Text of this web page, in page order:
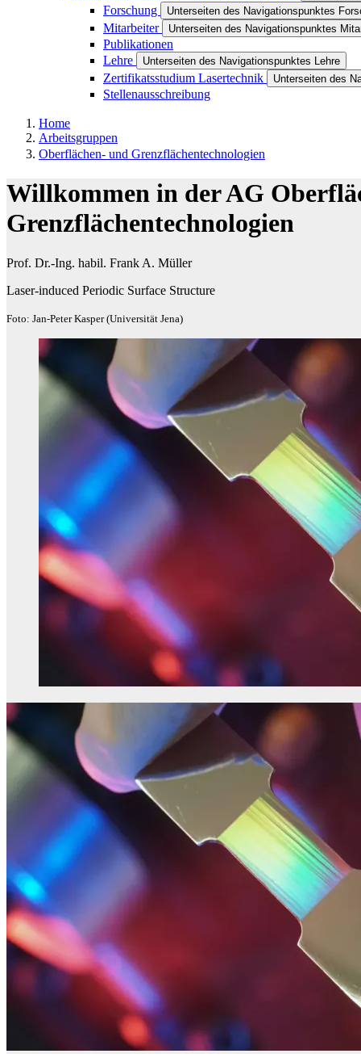
Forschung Unterseiten des Navigationspunktes
Mitarbeiter Unterseiten des Navigationspunktes
Publikationen
Lehre
Unterseiten des Navigationspunktes Lehre
Zertifikatsstudium Lasertechnik Unterseiten des
Stellenausschreibung
Home
Arbeitsgruppen
Oberflächen- und Grenzflächentechnologien
Willkommen in der AG
Grenzflächentechnologien
Prof. Dr.-Ing. habil. Frank A. Müller
Laser-induced Periodic Surface Structure
Foto: Jan-Peter Kasper (Universität Jena)